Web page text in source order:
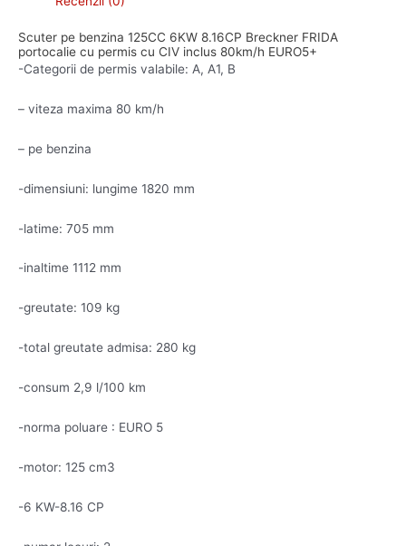
Scuter pe benzina 125CC 6KW 8.16CP Breckner FRIDA
portocalie cu permis cu CIV inclus 80km/h EURO5+
-Categorii de permis valabile: A, A1, B
– viteza maxima 80 km/h
– pe benzina
-dimensiuni: lungime 1820 mm
-latime: 705 mm
-inaltime 1112 mm
-greutate: 109 kg
-total greutate admisa: 280 kg
-consum 2,9 l/100 km
-norma poluare : EURO 5
-motor: 125 cm3
-6 KW-8.16 CP